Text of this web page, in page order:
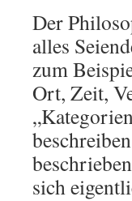
Der
alles
zum
Ort, Zeit,
sich